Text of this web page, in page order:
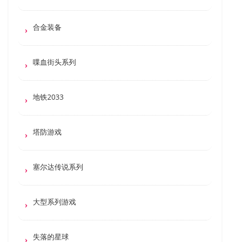
合金装备
喋血街头系列
地铁2033
塔防游戏
塞尔达传说系列
大型系列游戏
失落的星球